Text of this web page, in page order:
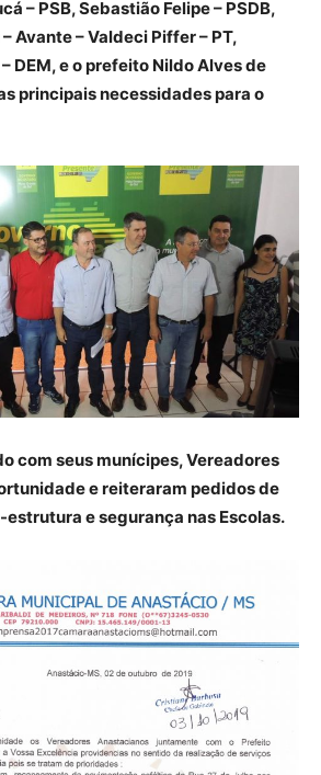
– PSB, Sebastião Felipe – PSDB,
Avante – Valdeci Piffer – PT,
DEM, e o prefeito Nildo Alves de
principais necessidades para o
com seus munícipes, Vereadores
e reiteraram pedidos de
e segurança nas Escolas.